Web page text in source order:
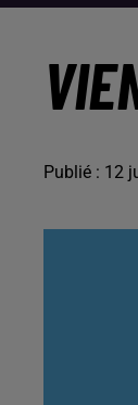
Publié : 12